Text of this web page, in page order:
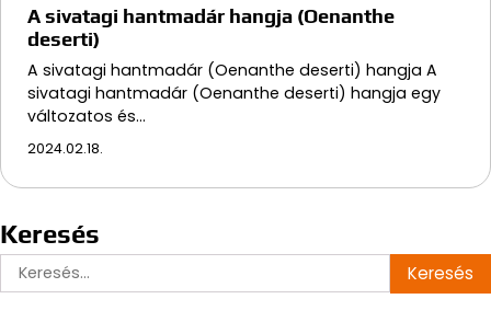
A sivatagi hantmadár hangja (Oenanthe
deserti)
A sivatagi hantmadár (Oenanthe deserti) hangja A
sivatagi hantmadár (Oenanthe deserti) hangja egy
változatos és…
2024.02.18.
Keresés
Keresés: